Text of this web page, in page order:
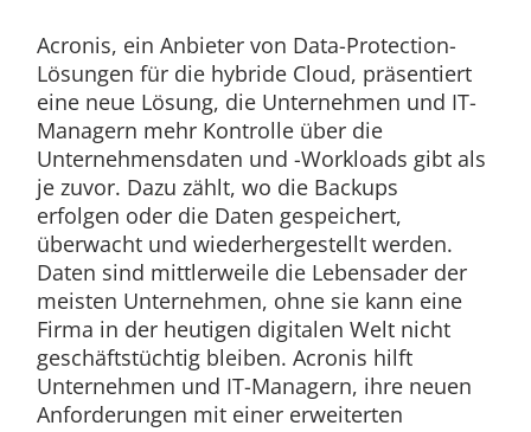
Acronis, ein Anbieter von Data-Protection-
Lösungen für die hybride Cloud, präsentiert
eine neue Lösung, die Unternehmen und IT-
Managern mehr Kontrolle über die
Unternehmensdaten und -Workloads gibt als
je zuvor. Dazu zählt, wo die Backups
erfolgen oder die Daten gespeichert,
überwacht und wiederhergestellt werden.
Daten sind mittlerweile die Lebensader der
meisten Unternehmen, ohne sie kann eine
Firma in der heutigen digitalen Welt nicht
geschäftstüchtig bleiben. Acronis hilft
Unternehmen und IT-Managern, ihre neuen
Anforderungen mit einer erweiterten